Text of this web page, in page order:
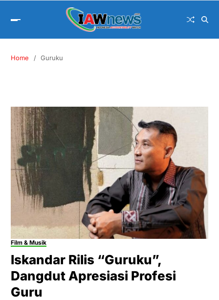
Home Guruku
Film & Musik
Iskandar Rilis “Guruku”,
Dangdut Apresiasi Profesi
Guru